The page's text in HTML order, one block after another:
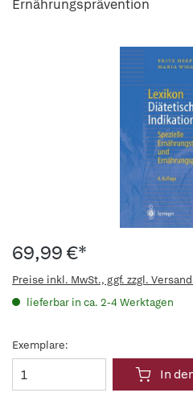
Ernährungsprävention
69,99 €*
Preise inkl. MwSt., ggf. zzgl.
lieferbar in ca. 2-4 Werktagen
Exemplare:
In